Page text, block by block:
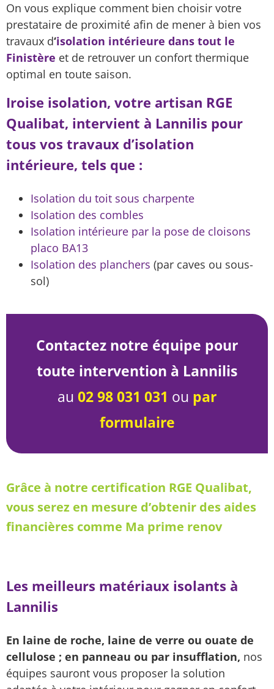
On vous explique comment bien choisir votre
prestataire de proximité afin de mener à bien vos
travaux d‘isolation intérieure dans tout le
Finistère et de retrouver un confort thermique
optimal en toute saison.
Iroise isolation, votre artisan RGE
Qualibat, intervient à Lannilis pour
tous vos travaux d’isolation
intérieure, tels que :
Isolation du toit sous charpente
Isolation des combles
Isolation intérieure par la pose de cloisons
placo BA13
Isolation des planchers (par caves ou sous-
sol)
Contactez notre équipe pour
toute intervention à Lannilis
au 02 98 031 031 ou par
formulaire
Grâce à notre certification RGE Qualibat,
vous serez en mesure d’obtenir des aides
financières comme Ma prime renov
Les meilleurs matériaux isolants à
Lannilis
En laine de roche, laine de verre ou ouate de
cellulose ; en panneau ou par insufflation, nos
équipes sauront vous proposer la solution